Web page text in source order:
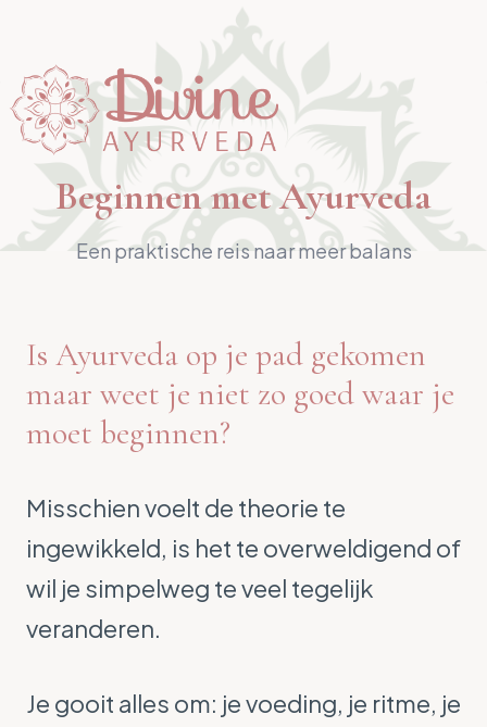
Beginnen met Ayurveda
Een praktische reis naar meer balans
Is Ayurveda op je pad gekomen
maar weet je niet zo goed waar je
moet beginnen?
Misschien voelt de theorie te
ingewikkeld, is het te overweldigend of
wil je simpelweg te veel tegelijk
veranderen.
Je gooit alles om: je voeding, je ritme, je